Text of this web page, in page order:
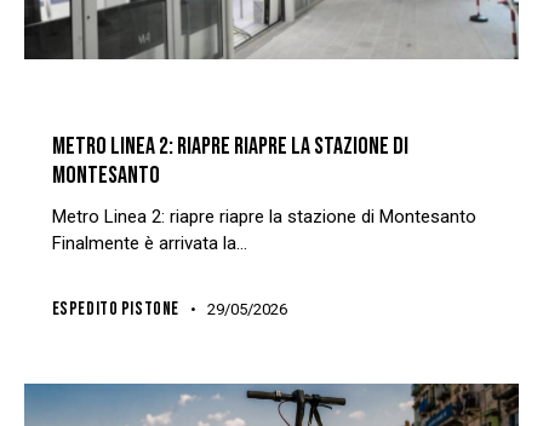
METRO LINEA 2: RIAPRE RIAPRE LA STAZIONE DI
MONTESANTO
Metro Linea 2: riapre riapre la stazione di Montesanto
Finalmente è arrivata la…
ESPEDITO PISTONE 29/05/2026